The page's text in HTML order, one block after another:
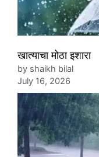
खात्याचा मोठा इशारा
by shaikh bilal
July 16, 2026